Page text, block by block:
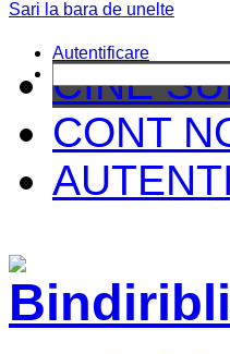
CINE
CONT
Sari la bara de unelte
Autentificare